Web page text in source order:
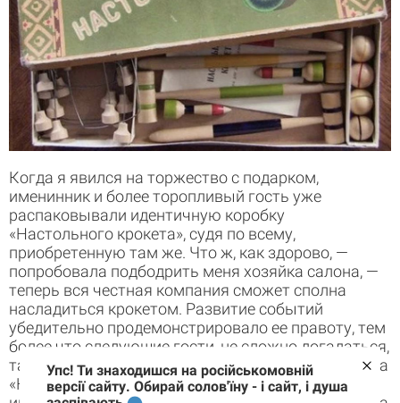
Когда я явился на торжество с подарком,
именинник и более торопливый гость уже
распаковывали идентичную коробку
«Настольного крокета», судя по всему,
приобретенную там же. Что ж, как здорово, —
попробовала подбодрить меня хозяйка салона, —
теперь вся честная компания сможет сполна
насладиться крокетом. Развитие событий
убедительно продемонстрировало ее правоту, тем
более что следующие гости, не сложно догадаться,
также презентовали еще, как минимум, два набора
«НК». Детали тут же смешались, описание в
Упс! Ти знаходишся на російськомовній
версії сайту. Обирай солов'їну - і сайт, і душа